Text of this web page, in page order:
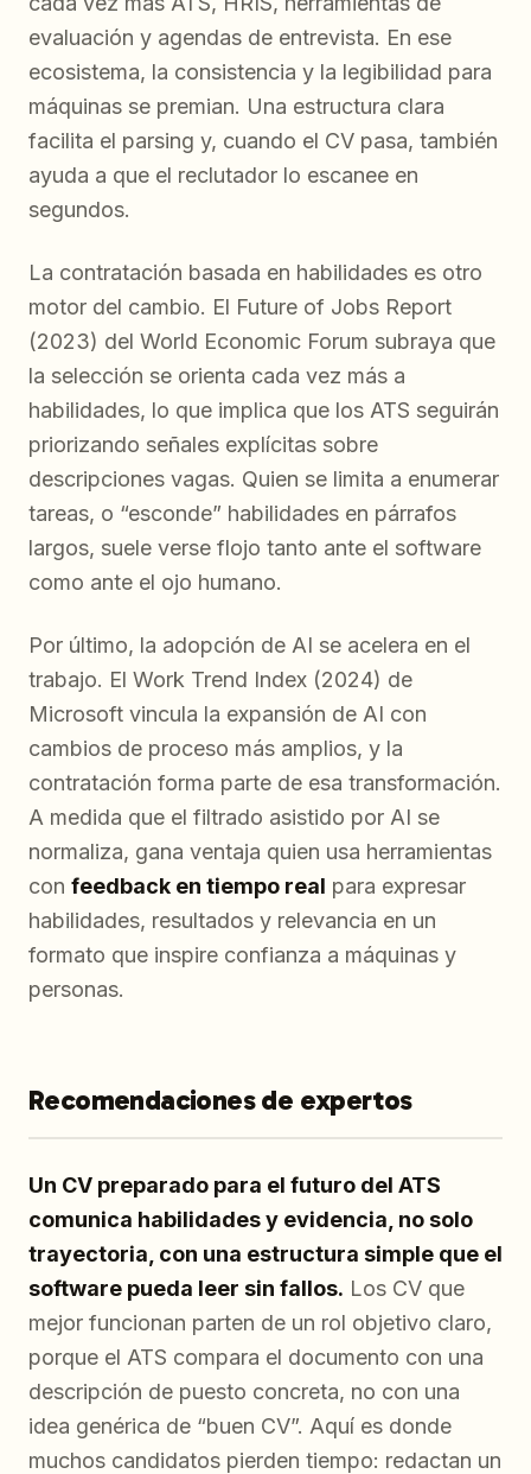
evaluación y agendas de entrevista. En ese
ecosistema, la consistencia y la legibilidad para
máquinas se premian. Una estructura clara
facilita el parsing y, cuando el CV pasa, también
ayuda a que el reclutador lo escanee en
segundos.
La contratación basada en habilidades es otro
motor del cambio. El Future of Jobs Report
(2023) del World Economic Forum subraya que
la selección se orienta cada vez más a
habilidades, lo que implica que los ATS seguirán
priorizando señales explícitas sobre
descripciones vagas. Quien se limita a enumerar
tareas, o “esconde” habilidades en párrafos
largos, suele verse flojo tanto ante el software
como ante el ojo humano.
Por último, la adopción de AI se acelera en el
trabajo. El Work Trend Index (2024) de
Microsoft vincula la expansión de AI con
cambios de proceso más amplios, y la
contratación forma parte de esa transformación.
A medida que el filtrado asistido por AI se
normaliza, gana ventaja quien usa herramientas
con feedback en tiempo real para expresar
habilidades, resultados y relevancia en un
formato que inspire confianza a máquinas y
personas.
Recomendaciones de expertos
Un CV preparado para el futuro del ATS
comunica habilidades y evidencia, no solo
trayectoria, con una estructura simple que el
software pueda leer sin fallos. Los CV que
mejor funcionan parten de un rol objetivo claro,
porque el ATS compara el documento con una
descripción de puesto concreta, no con una
idea genérica de “buen CV”. Aquí es donde
muchos candidatos pierden tiempo: redactan un